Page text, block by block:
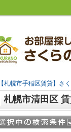
【札幌市手稲区賃貸】さ
札幌市清田区